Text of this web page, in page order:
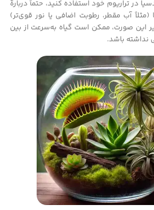
در تراریوم خود استفاده کنید، حتماً دربارهٔ
(مثلاً آب مقطر، رطوبت اضافی یا نور قوی‌تر)
این صورت، ممکن است گیاه به‌سرعت از بین
نداشته باشد.